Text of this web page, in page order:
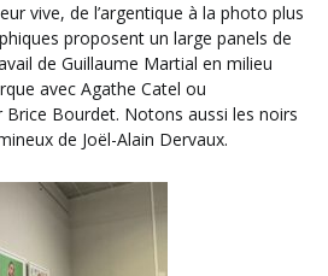
vive, de l’argentique à la photo plus
proposent un large panels de
de Guillaume Martial en milieu
avec Agathe Catel ou
Brice Bourdet. Notons aussi les noirs
de Joël-Alain Dervaux.